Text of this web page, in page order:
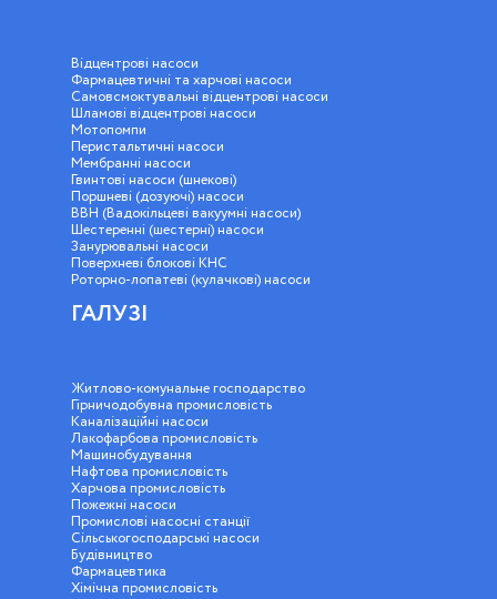
Відцентрові насоси
Фармацевтичні та харчові насоси
Самовсмоктувальні відцентрові насоси
Шламові відцентрові насоси
Мотопомпи
Перистальтичні насоси
Мембранні насоси
Гвинтові насоси (шнекові)
Поршневі (дозуючі) насоси
ВВН (Вадокільцеві вакуумні насоси)
Шестеренні (шестерні) насоси
Занурювальні насоси
Поверхневі блокові КНС
Роторно-лопатеві (кулачкові) насоси
ГАЛУЗІ
Житлово-комунальне господарство
Гірничодобувна промисловість
Каналізаційні насоси
Лакофарбова промисловість
Машинобудування
Нафтова промисловість
Харчова промисловість
Пожежні насоси
Промислові насосні станції
Сільськогосподарські насоси
Будівництво
Фармацевтика
Хімічна промисловість